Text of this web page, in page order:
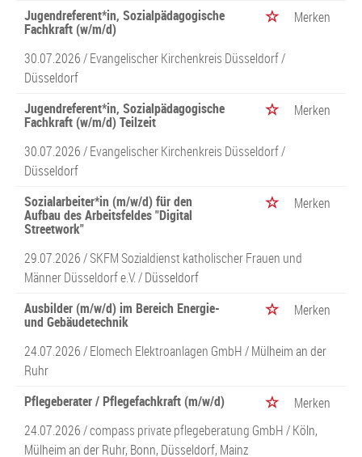
Jugendreferent*in, Sozialpädagogische
Fachkraft (w/m/d)
Merken
30.07.2026 /Evangelischer Kirchenkreis Düsseldorf/
Düsseldorf
Jugendreferent*in, Sozialpädagogische
Fachkraft (w/m/d) Teilzeit
Merken
30.07.2026 /Evangelischer Kirchenkreis Düsseldorf/
Düsseldorf
Sozialarbeiter*in (m/w/d) für den
Aufbau des Arbeitsfeldes "Digital
Streetwork"
Merken
29.07.2026 /SKFM Sozialdienst katholischer Frauen und
Männer Düsseldorf e.V./ Düsseldorf
Ausbilder (m/w/d) im Bereich Energie-
und Gebäudetechnik
Merken
24.07.2026 /Elomech Elektroanlagen GmbH/ Mülheim an der
Ruhr
Pflegeberater / Pflegefachkraft (m/w/d)
Merken
24.07.2026 /compass private pflegeberatung GmbH/ Köln,
Mülheim an der Ruhr, Bonn, Düsseldorf, Mainz